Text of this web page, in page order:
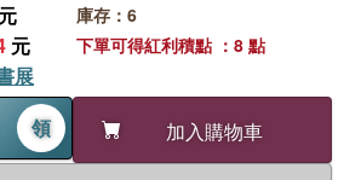
元
展
領 加入購物車
庫存：6
下單可得紅利積點 ：8 點